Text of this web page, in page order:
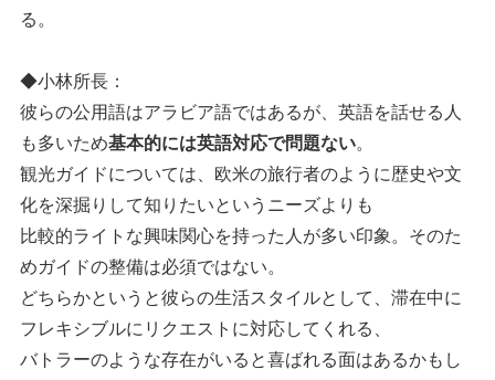
る。
◆小林所長：
彼らの公用語はアラビア語ではあるが、英語を話せる人
も多いため基本的には英語対応で問題ない。
観光ガイドについては、欧米の旅行者のように歴史や文
化を深掘りして知りたいというニーズよりも
比較的ライトな興味関心を持った人が多い印象。そのた
めガイドの整備は必須ではない。
どちらかというと彼らの生活スタイルとして、滞在中に
フレキシブルにリクエストに対応してくれる、
バトラーのような存在がいると喜ばれる面はあるかもし